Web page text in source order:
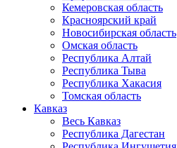
Кемеровская область
Красноярский край
Новосибирская область
Омская область
Республика Алтай
Республика Тыва
Республика Хакасия
Томская область
Кавказ
Весь Кавказ
Республика Дагестан